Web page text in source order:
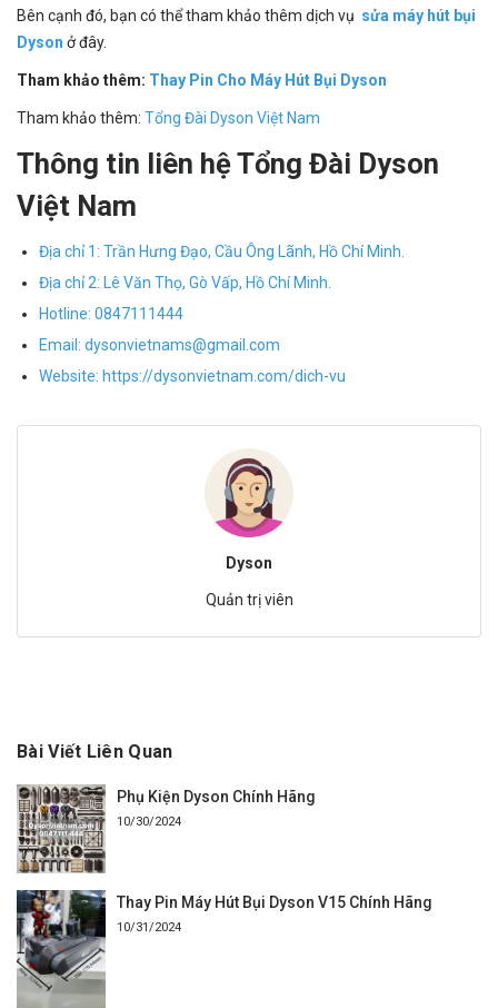
Bên cạnh đó, bạn có thể tham khảo thêm dịch vụ sửa máy hút bụi
Dyson ở đây.
Tham khảo thêm: Thay Pin Cho Máy Hút Bụi Dyson
Tham khảo thêm: Tổng Đài Dyson Việt Nam
Thông tin liên hệ Tổng Đài Dyson
Việt Nam
Địa chỉ 1: Trần Hưng Đạo, Cầu Ông Lãnh, Hồ Chí Minh.
Địa chỉ 2: Lê Văn Thọ, Gò Vấp, Hồ Chí Minh.
Hotline: 0847111444
Email: dysonvietnams@gmail.com
Website: https://dysonvietnam.com/dich-vu
Dyson
Quản trị viên
Bài Viết Liên Quan
Phụ Kiện Dyson Chính Hãng
10/30/2024
Thay Pin Máy Hút Bụi Dyson V15 Chính Hãng
10/31/2024